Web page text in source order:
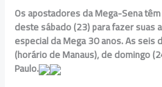
Os apostadores da Mega-Sena
deste sábado (23) para fazer suas
especial da Mega 30 anos.As seis
(horário de Manaus), de domingo
Paulo.